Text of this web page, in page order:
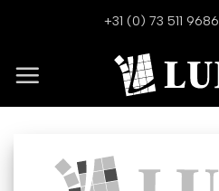
+31 (0) 73 511 9686